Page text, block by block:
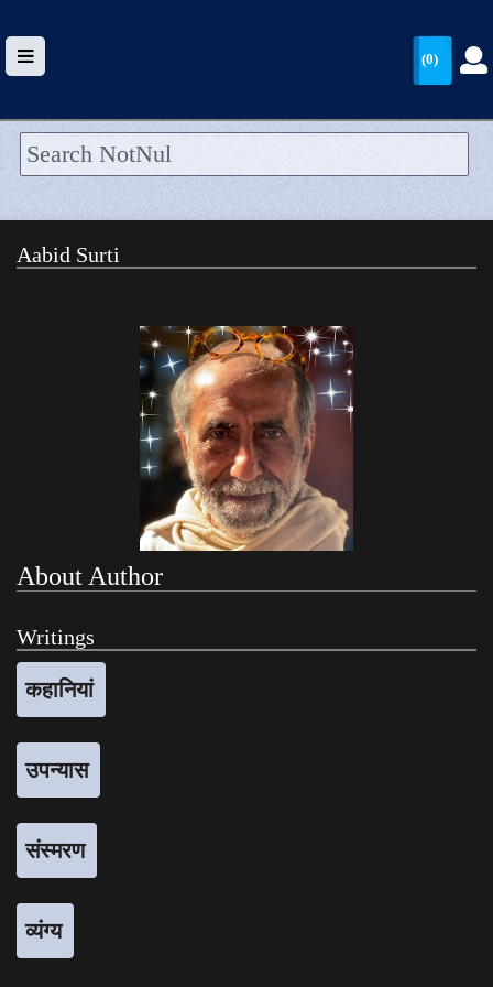
HOME
WALLET
ARRIVALS
CATEGORIES >
(0)
Aabid Surti
About Author
Writings
कहानियां
उपन्यास
संस्मरण
व्यंग्य